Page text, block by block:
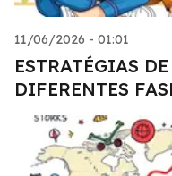
11/06/2026 - 01:01
ESTRATÉGIAS
DIFERENTES